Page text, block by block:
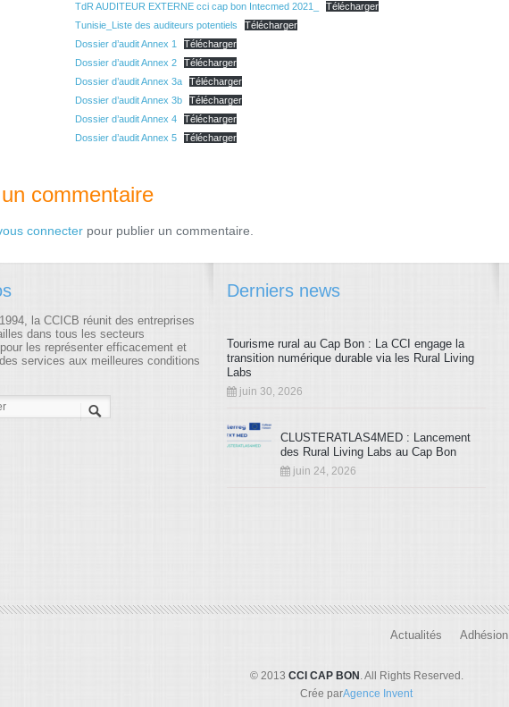
TdR AUDITEUR EXTERNE cci cap bon Intecmed 2021_
Télécharger
Tunisie_Liste des auditeurs potentiels
Télécharger
Dossier d’audit Annex 1
Télécharger
Dossier d’audit Annex 2
Télécharger
Dossier d’audit Annex 3a
Télécharger
Dossier d’audit Annex 3b
Télécharger
Dossier d’audit Annex 4
Télécharger
Dossier d’audit Annex 5
Télécharger
commentaire
connecter pour publier un commentaire.
la CCICB réunit des entreprises
dans tous les secteurs
les représenter efficacement et
services aux meilleures conditions
Derniers news
Tourisme rural au Cap Bon : La CCI engage la
transition numérique durable via les Rural Living
Labs
juin 30, 2026
CLUSTERATLAS4MED : Lancement
des Rural Living Labs au Cap Bon
juin 24, 2026
Actualités Adhésion
© 2013 CCI CAP BON . All Rights Reserved.
Crée parAgence Invent